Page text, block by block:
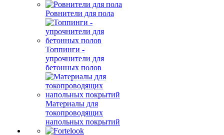
Ровнители для пола
Топпинги -
упрочнители для
бетонных полов
Материалы для
токопроводящих
напольных покрытий